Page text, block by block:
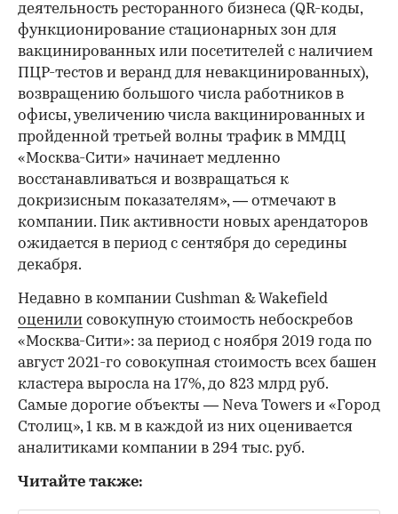
деятельность ресторанного бизнеса (QR-коды,
функционирование стационарных зон для
вакцинированных или посетителей с наличием
ПЦР-тестов и веранд для невакцинированных),
возвращению большого числа работников в
офисы, увеличению числа вакцинированных и
пройденной третьей волны трафик в ММДЦ
«Москва-Сити» начинает медленно
восстанавливаться и возвращаться к
докризисным показателям», — отмечают в
компании. Пик активности новых арендаторов
ожидается в период с сентября до середины
декабря.
Недавно в компании Cushman & Wakefield
оценили совокупную стоимость небоскребов
«Москва-Сити»: за период с ноября 2019 года по
август 2021-го совокупная стоимость всех башен
кластера выросла на 17%, до 823 млрд руб.
Самые дорогие объекты — Neva Towers и «Город
Столиц», 1 кв. м в каждой из них оценивается
аналитиками компании в 294 тыс. руб.
Читайте также: